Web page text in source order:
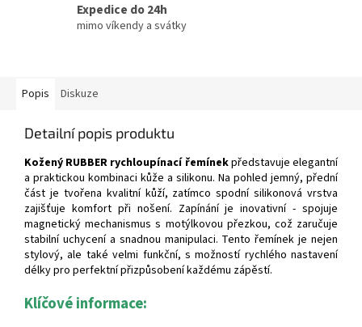
Expedice do 24h
mimo víkendy a svátky
Popis Diskuze
Detailní popis produktu
Kožený RUBBER rychloupínací řemínekpředstavuje elegantní
a praktickou kombinaci kůže a silikonu. Na pohled jemný, přední
část je tvořena kvalitní kůží, zatímco spodní silikonová vrstva
zajišťuje komfort při nošení. Zapínání je inovativní - spojuje
magnetický mechanismus s motýlkovou přezkou, což zaručuje
stabilní uchycení a snadnou manipulaci. Tento řemínek je nejen
stylový, ale také velmi funkční, s možností rychlého nastavení
délky pro perfektní přizpůsobení každému zápěstí.
Klíčové informace: